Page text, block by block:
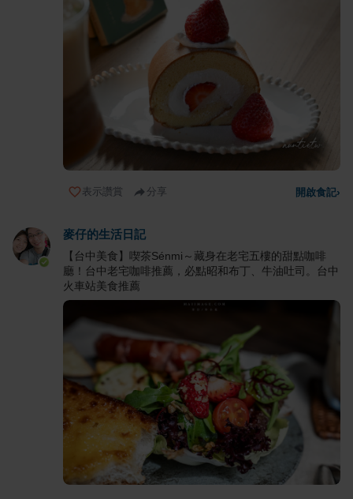
表示讚賞 分享 開啟食記›
麥仔的生活日記
【台中美食】喫茶Sénmi～藏身在老宅五樓的甜點咖啡
廳！台中老宅咖啡推薦，必點昭和布丁、牛油吐司。台中
火車站美食推薦